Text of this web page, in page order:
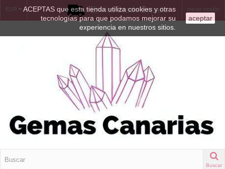
ACEPTAS que esta tienda utiliza cookies y otras
tecnologías para que podamos mejorar su
experiencia en nuestros sitios.
aceptar
EUR Iniciar sesión
Envíos desde España
Buscar